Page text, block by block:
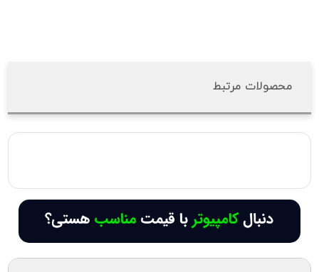
محصولات مرتبط